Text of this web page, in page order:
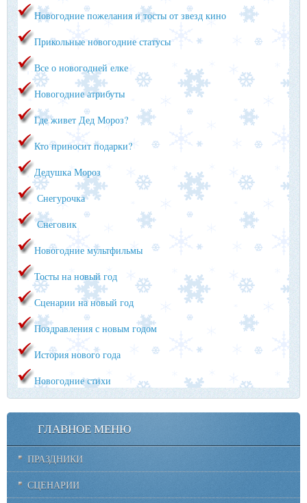
Новогодние пожелания и тосты от звезд кино
Прикольные новогодние статусы
Все о новогодней елке
Новогодние атрибуты
Где живет Дед Мороз?
Кто приносит подарки?
Дедушка Мороз
Снегурочка
Снеговик
Новогодние мультфильмы
Тосты на новый год
Сценарии на новый год
Поздравления с новым годом
История нового года
Новогодние стихи
ГЛАВНОЕ МЕНЮ
ПРАЗДНИКИ
СЦЕНАРИИ